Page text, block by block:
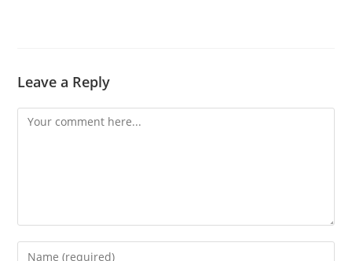
Leave a Reply
Comment
Enter